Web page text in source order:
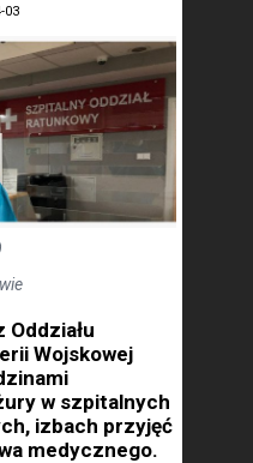
03
Wojskowej
w szpitalnych
izbach przyjęć
medycznego.